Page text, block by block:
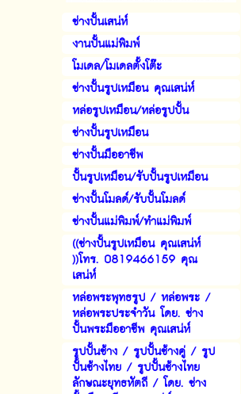
ช่างปั้นเสน่ห์
งานปั้นแม่พิมพ์
โมเดล/โมเดลตั้งโต๊ะ
ช่างปั้นรูปเหมือน คุณเสน่ห์
หล่อรูปเหมือน/หล่อรูปปั้น
ช่างปั้นรูปเหมือน
ช่างปั้นมืออาชีพ
ปั้นรูปเหมือน/รับปั้นรูปเหมือน
ช่างปั้นโมลด์/รับปั้นโมลด์
ช่างปั้นแม่พิมพ์/ทำแม่พิมพ์
((ช่างปั้นรูปเหมือน คุณเสน่ห์
))โทร. 0819466159 คุณ
เสน่ห์
หล่อพระพุทธรูป / หล่อพระ /
หล่อพระประจำวัน โดย. ช่าง
ปั้นพระมืออาชีพ คุณเสน่ห์
รูปปั้นช้าง / รูปปั้นช้างคู่ / รูป
ปั้นช้างไทย / รูปปั้นช้างไทย
ลักษณะยุทธหัตถี / โดย. ช่าง